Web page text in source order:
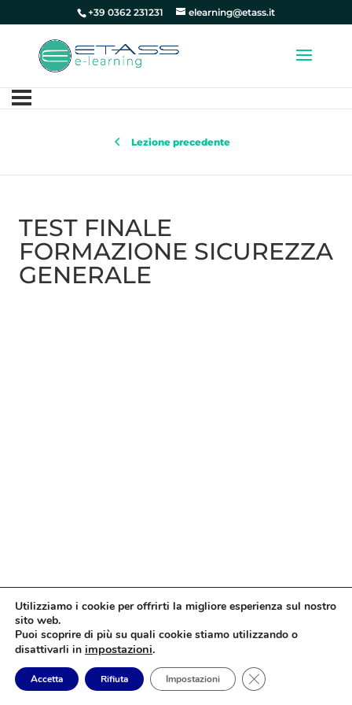
+39 0362 231231 elearning@etass.it
Lezione precedente
TEST FINALE
FORMAZIONE SICUREZZA
GENERALE
Utilizziamo i cookie per offrirti la migliore esperienza sul nostro
sito web.
Puoi scoprire di più su quali cookie stiamo utilizzando o
disattivarli in impostazioni.
Accetta Rifiuta Impostazioni Close GDPR